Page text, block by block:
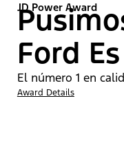
JD Power Award
Ford
El número 1 en
Award Details